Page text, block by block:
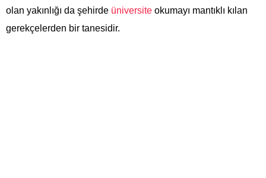
olan yakınlığı da şehirde üniversite okumayı mantıklı kılan
gerekçelerden bir tanesidir.